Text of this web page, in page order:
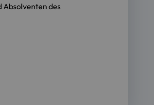
Absolventen des